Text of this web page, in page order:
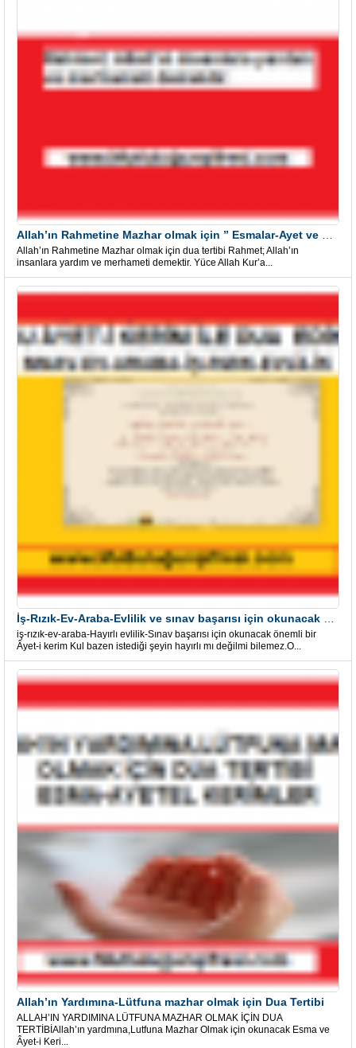
Allah’ın Rahmetine Mazhar olmak için dua tertibi Rahmet; Allah’ın
insanlara yardım ve merhameti demektir. Yüce Allah Kur’a...
iş-rızık-ev-araba-Hayırlı evlilik-Sınav başarısı için okunacak önemli bir
Âyet-i kerim Kul bazen istediği şeyin hayırlı mı değilmi bilemez.O...
Allah’ın Yardımına-Lütfuna mazhar olmak için Dua Tertibi
ALLAH’IN YARDIMINA LÜTFUNA MAZHAR OLMAK İÇİN DUA
TERTİBİAllah’ın yardmına,Lutfuna Mazhar Olmak için okunacak Esma ve
Âyet-i Keri...